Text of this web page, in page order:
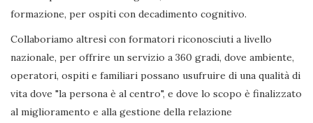
formazione, per ospiti con decadimento cognitivo.
Collaboriamo altresì con formatori riconosciuti a livello
nazionale, per offrire un servizio a 360 gradi, dove ambiente,
operatori, ospiti e familiari possano usufruire di una qualità di
vita dove "la persona è al centro", e dove lo scopo è finalizzato
al miglioramento e alla gestione della relazione